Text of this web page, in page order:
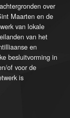
over
Maarten en de
van lokale
van het
en
besluitvorming in
of voor de
is